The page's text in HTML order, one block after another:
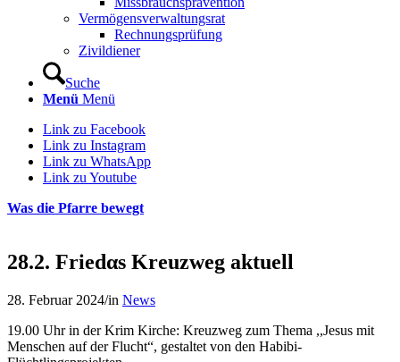
Vermögensverwaltungsrat
Rechnungsprüfung
Zivildiener
Suche
Menü Menü
Link zu Facebook
Link zu Instagram
Link zu WhatsApp
Link zu Youtube
Was die Pfarre bewegt
28.2. Friedαs Kreuzweg aktuell
28. Februar 2024/in News
19.00 Uhr in der Krim Kirche: Kreuzweg zum Thema ,,Jesus mit
Menschen auf der Flucht“, gestaltet von den Habibi-